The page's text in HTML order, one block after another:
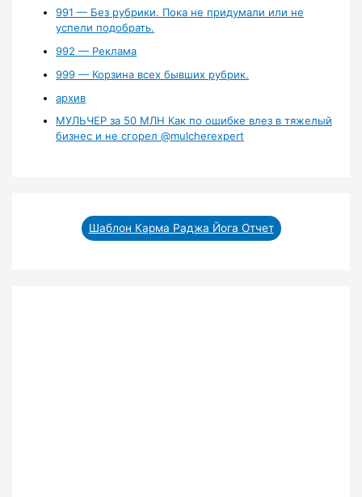
991 — Без рубрики. Пока не придумали или не
успели подобрать.
992 — Реклама
999 — Корзина всех бывших рубрик.
архив
МУЛЬЧЕР за 50 МЛН Как по ошибке влез в тяжелый
бизнес и не сгорел ‪@mulcherexpert‬​
Шаблон Карма Раджа Йога Отчет